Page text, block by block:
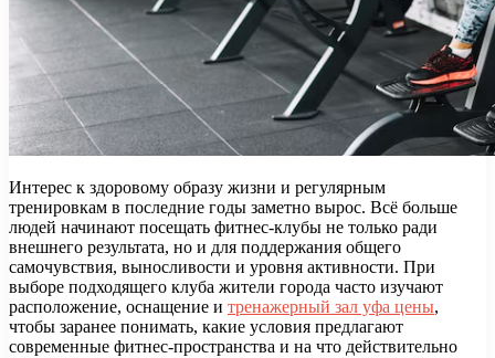
Интерес к здоровому образу жизни и регулярным
тренировкам в последние годы заметно вырос. Всё больше
людей начинают посещать фитнес-клубы не только ради
внешнего результата, но и для поддержания общего
самочувствия, выносливости и уровня активности. При
выборе подходящего клуба жители города часто изучают
расположение, оснащение и тренажерный зал уфа цены,
чтобы заранее понимать, какие условия предлагают
современные фитнес-пространства и на что действительно